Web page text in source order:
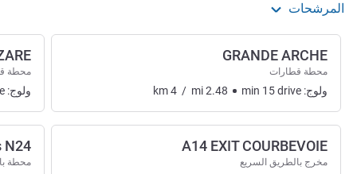
المرشحات
GRANDE ARCHE
محطة قطارات
ولوج: km4 / mi2.48 min 15drive
A14 EXIT COURBEVOIE
مخرج بالطريق السريع
محطة
ولوج:
N24
محطة